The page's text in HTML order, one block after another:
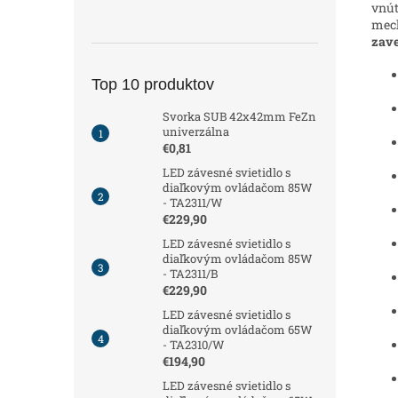
Top 10 produktov
Svorka SUB 42x42mm FeZn
univerzálna
€0,81
LED závesné svietidlo s
diaľkovým ovládačom 85W
- TA2311/W
€229,90
LED závesné svietidlo s
diaľkovým ovládačom 85W
- TA2311/B
€229,90
LED závesné svietidlo s
diaľkovým ovládačom 65W
- TA2310/W
€194,90
LED závesné svietidlo s